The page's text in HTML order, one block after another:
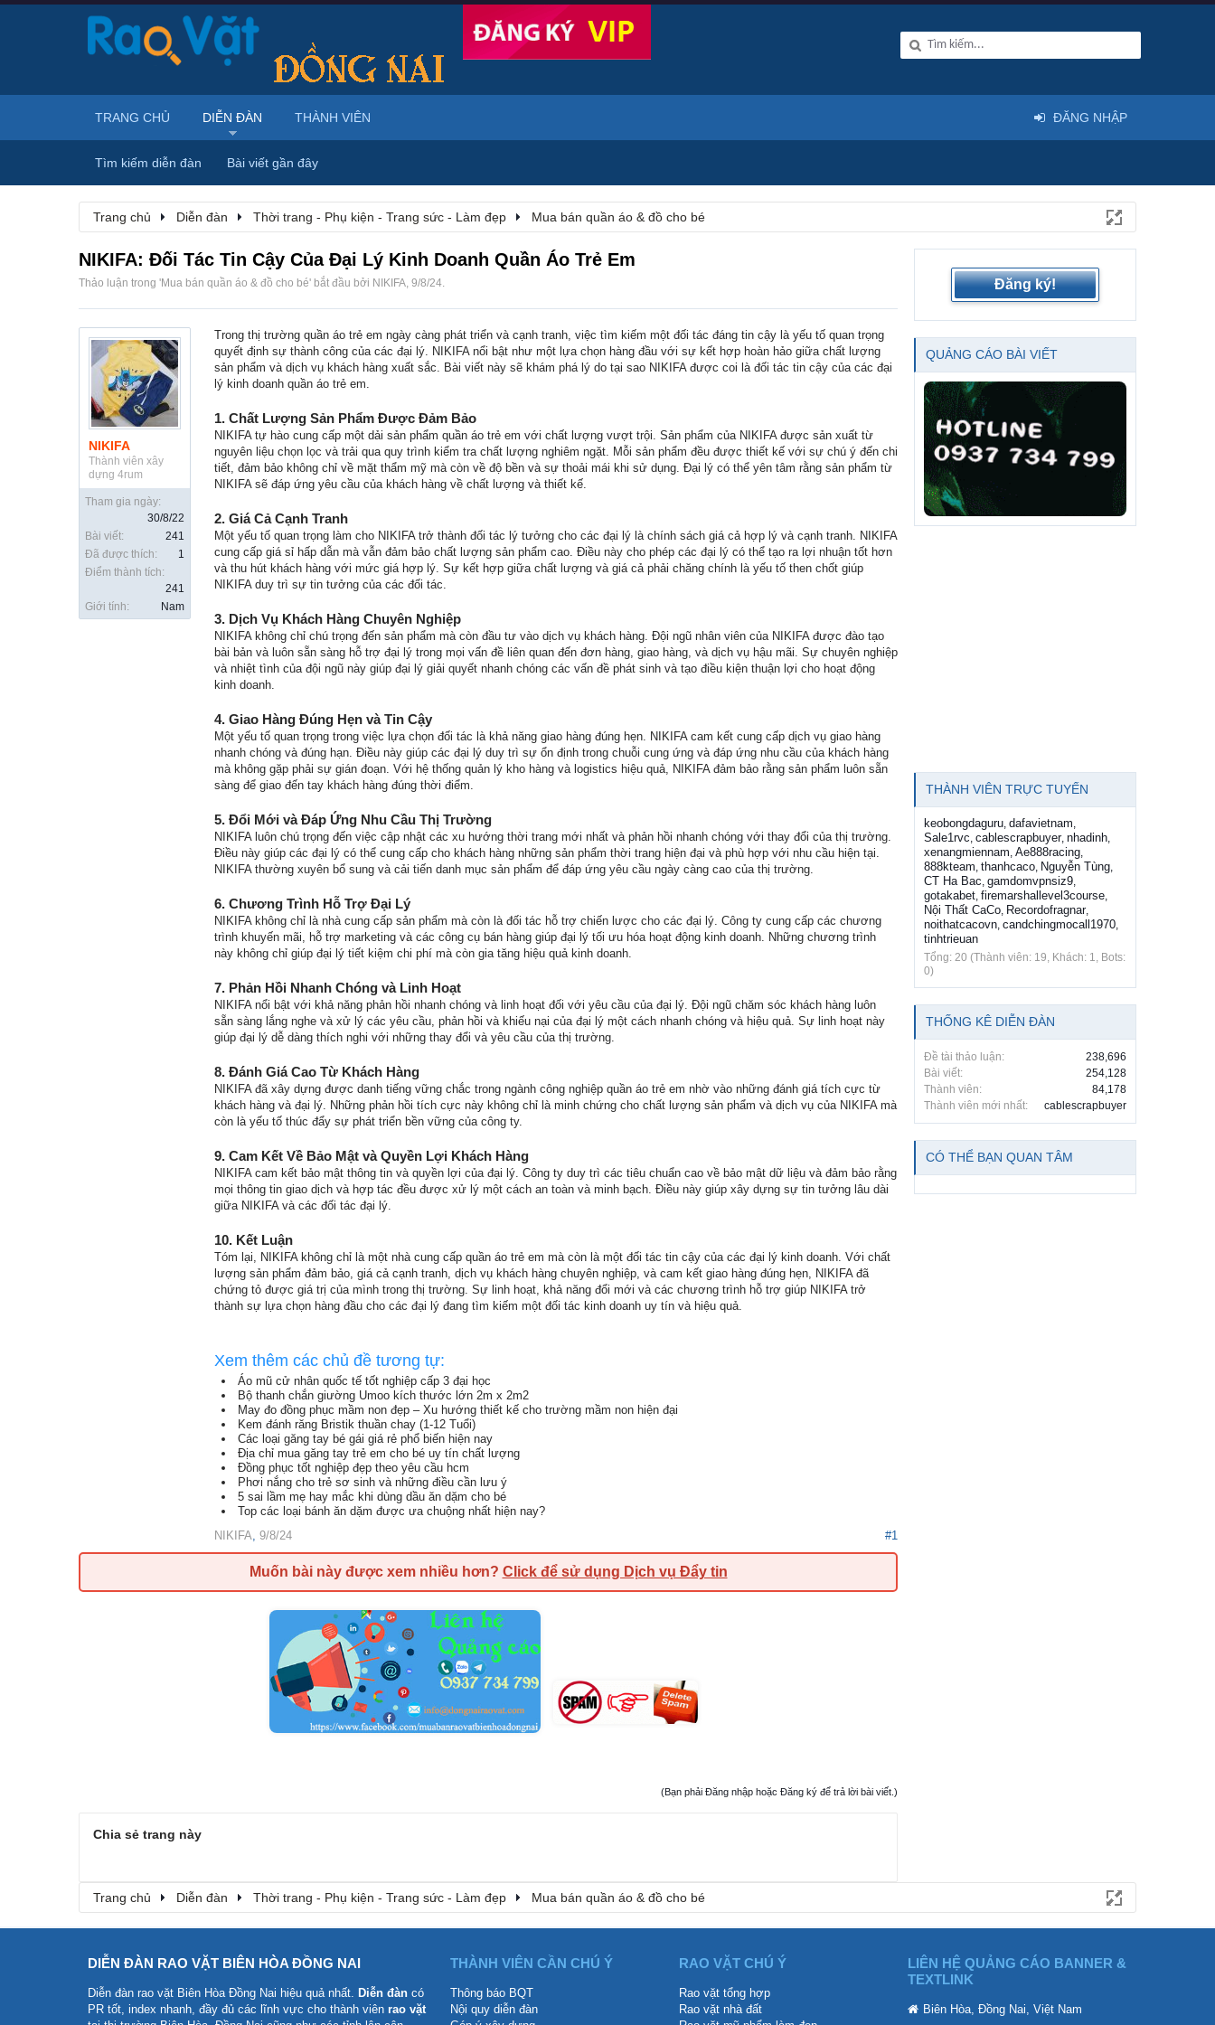
Trang chủ Diễn đàn Thời trang - Phụ kiện - Trang sức - Làm đẹp Mua bán quần áo & đồ cho bé
NIKIFA: Đối Tác Tin Cậy Của Đại Lý Kinh Doanh Quần Áo Trẻ Em
Thảo luận trong 'Mua bán quần áo & đồ cho bé' bắt đầu bởi NIKIFA, 9/8/24.
NIKIFA
Thành viên xây
dựng 4rum
Tham gia ngày:
30/8/22
Bài viết:
241
Đã được thích:
1
Điểm thành tích:
241
Giới tính:
Nam
Trong thị trường quần áo trẻ em ngày càng phát triển và cạnh tranh, việc tìm kiếm một đối tác đáng tin cậy là yếu tố quan trọng
quyết định sự thành công của các đại lý. NIKIFA nổi bật như một lựa chọn hàng đầu với sự kết hợp hoàn hảo giữa chất lượng
sản phẩm và dịch vụ khách hàng xuất sắc. Bài viết này sẽ khám phá lý do tại sao NIKIFA được coi là đối tác tin cậy của các đại
lý kinh doanh quần áo trẻ em.
1. Chất Lượng Sản Phẩm Được Đảm Bảo
NIKIFA tự hào cung cấp một dải sản phẩm quần áo trẻ em với chất lượng vượt trội. Sản phẩm của NIKIFA được sản xuất từ
nguyên liệu chọn lọc và trải qua quy trình kiểm tra chất lượng nghiêm ngặt. Mỗi sản phẩm đều được thiết kế với sự chú ý đến chi
tiết, đảm bảo không chỉ về mặt thẩm mỹ mà còn về độ bền và sự thoải mái khi sử dụng. Đại lý có thể yên tâm rằng sản phẩm từ
NIKIFA sẽ đáp ứng yêu cầu của khách hàng về chất lượng và thiết kế.
2. Giá Cả Cạnh Tranh
Một yếu tố quan trọng làm cho NIKIFA trở thành đối tác lý tưởng cho các đại lý là chính sách giá cả hợp lý và cạnh tranh. NIKIFA
cung cấp giá sỉ hấp dẫn mà vẫn đảm bảo chất lượng sản phẩm cao. Điều này cho phép các đại lý có thể tạo ra lợi nhuận tốt hơn
và thu hút khách hàng với mức giá hợp lý. Sự kết hợp giữa chất lượng và giá cả phải chăng chính là yếu tố then chốt giúp
NIKIFA duy trì sự tin tưởng của các đối tác.
3. Dịch Vụ Khách Hàng Chuyên Nghiệp
NIKIFA không chỉ chú trọng đến sản phẩm mà còn đầu tư vào dịch vụ khách hàng. Đội ngũ nhân viên của NIKIFA được đào tạo
bài bản và luôn sẵn sàng hỗ trợ đại lý trong mọi vấn đề liên quan đến đơn hàng, giao hàng, và dịch vụ hậu mãi. Sự chuyên nghiệp
và nhiệt tình của đội ngũ này giúp đại lý giải quyết nhanh chóng các vấn đề phát sinh và tạo điều kiện thuận lợi cho hoạt động
kinh doanh.
4. Giao Hàng Đúng Hẹn và Tin Cậy
Một yếu tố quan trọng trong việc lựa chọn đối tác là khả năng giao hàng đúng hẹn. NIKIFA cam kết cung cấp dịch vụ giao hàng
nhanh chóng và đúng hạn. Điều này giúp các đại lý duy trì sự ổn định trong chuỗi cung ứng và đáp ứng nhu cầu của khách hàng
mà không gặp phải sự gián đoạn. Với hệ thống quản lý kho hàng và logistics hiệu quả, NIKIFA đảm bảo rằng sản phẩm luôn sẵn
sàng để giao đến tay khách hàng đúng thời điểm.
5. Đổi Mới và Đáp Ứng Nhu Cầu Thị Trường
NIKIFA luôn chú trọng đến việc cập nhật các xu hướng thời trang mới nhất và phản hồi nhanh chóng với thay đổi của thị trường.
Điều này giúp các đại lý có thể cung cấp cho khách hàng những sản phẩm thời trang hiện đại và phù hợp với nhu cầu hiện tại.
NIKIFA thường xuyên bổ sung và cải tiến danh mục sản phẩm để đáp ứng yêu cầu ngày càng cao của thị trường.
6. Chương Trình Hỗ Trợ Đại Lý
NIKIFA không chỉ là nhà cung cấp sản phẩm mà còn là đối tác hỗ trợ chiến lược cho các đại lý. Công ty cung cấp các chương
trình khuyến mãi, hỗ trợ marketing và các công cụ bán hàng giúp đại lý tối ưu hóa hoạt động kinh doanh. Những chương trình
này không chỉ giúp đại lý tiết kiệm chi phí mà còn gia tăng hiệu quả kinh doanh.
7. Phản Hồi Nhanh Chóng và Linh Hoạt
NIKIFA nổi bật với khả năng phản hồi nhanh chóng và linh hoạt đối với yêu cầu của đại lý. Đội ngũ chăm sóc khách hàng luôn
sẵn sàng lắng nghe và xử lý các yêu cầu, phản hồi và khiếu nại của đại lý một cách nhanh chóng và hiệu quả. Sự linh hoạt này
giúp đại lý dễ dàng thích nghi với những thay đổi và yêu cầu của thị trường.
8. Đánh Giá Cao Từ Khách Hàng
NIKIFA đã xây dựng được danh tiếng vững chắc trong ngành công nghiệp quần áo trẻ em nhờ vào những đánh giá tích cực từ
khách hàng và đại lý. Những phản hồi tích cực này không chỉ là minh chứng cho chất lượng sản phẩm và dịch vụ của NIKIFA mà
còn là yếu tố thúc đẩy sự phát triển bền vững của công ty.
9. Cam Kết Về Bảo Mật và Quyền Lợi Khách Hàng
NIKIFA cam kết bảo mật thông tin và quyền lợi của đại lý. Công ty duy trì các tiêu chuẩn cao về bảo mật dữ liệu và đảm bảo rằng
mọi thông tin giao dịch và hợp tác đều được xử lý một cách an toàn và minh bạch. Điều này giúp xây dựng sự tin tưởng lâu dài
giữa NIKIFA và các đối tác đại lý.
10. Kết Luận
Tóm lại, NIKIFA không chỉ là một nhà cung cấp quần áo trẻ em mà còn là một đối tác tin cậy của các đại lý kinh doanh. Với chất
lượng sản phẩm đảm bảo, giá cả cạnh tranh, dịch vụ khách hàng chuyên nghiệp, và cam kết giao hàng đúng hẹn, NIKIFA đã
chứng tỏ được giá trị của mình trong thị trường. Sự linh hoạt, khả năng đổi mới và các chương trình hỗ trợ giúp NIKIFA trở
thành sự lựa chọn hàng đầu cho các đại lý đang tìm kiếm một đối tác kinh doanh uy tín và hiệu quả.
Xem thêm các chủ đề tương tự:
Áo mũ cử nhân quốc tế tốt nghiệp cấp 3 đại học
Bộ thanh chắn giường Umoo kích thước lớn 2m x 2m2
May đo đồng phục mầm non đẹp – Xu hướng thiết kế cho trường mầm non hiện đại
Kem đánh răng Bristik thuần chay (1-12 Tuổi)
Các loại găng tay bé gái giá rẻ phổ biến hiện nay
Địa chỉ mua găng tay trẻ em cho bé uy tín chất lượng
Đồng phục tốt nghiệp đẹp theo yêu cầu hcm
Phơi nắng cho trẻ sơ sinh và những điều cần lưu ý
5 sai lầm mẹ hay mắc khi dùng dầu ăn dặm cho bé
Top các loại bánh ăn dặm được ưa chuộng nhất hiện nay?
NIKIFA, 9/8/24 #1
Muốn bài này được xem nhiều hơn? Click để sử dụng Dịch vụ Đẩy tin
(Bạn phải Đăng nhập hoặc Đăng ký để trả lời bài viết.)
Chia sẻ trang này
Đăng ký!
QUẢNG CÁO BÀI VIẾT
THÀNH VIÊN TRỰC TUYẾN
keobongdaguru, dafavietnam,
Sale1rvc, cablescrapbuyer, nhadinh,
xenangmiennam, Ae888racing,
888kteam, thanhcaco, Nguyễn Tùng,
CT Ha Bac, gamdomvpnsiz9,
gotakabet, firemarshallevel3course,
Nội Thất CaCo, Recordofragnar,
noithatcacovn, candchingmocall1970,
tinhtrieuan
Tổng: 20 (Thành viên: 19, Khách: 1, Bots:
0)
THỐNG KÊ DIỄN ĐÀN
Đề tài thảo luận:
238,696
Bài viết:
254,128
Thành viên:
84,178
Thành viên mới nhất:
cablescrapbuyer
CÓ THỂ BẠN QUAN TÂM
Trang chủ Diễn đàn Thời trang - Phụ kiện - Trang sức - Làm đẹp Mua bán quần áo & đồ cho bé
TRANG CHỦ DIỄN ĐÀN
Tìm kiếm diễn đàn Bài viết gần đây
THÀNH VIÊN ĐĂNG NHẬP
DIỄN ĐÀN RAO VẶT BIÊN HÒA ĐỒNG NAI
Diễn đàn rao vặt Biên Hòa Đồng Nai hiệu quả nhất. Diễn đàn có
PR tốt, index nhanh, đầy đủ các lĩnh vực cho thành viên rao vặt
THÀNH VIÊN CẦN CHÚ Ý
Thông báo BQT
Nội quy diễn đàn
RAO VẶT CHÚ Ý
Rao vặt tổng hợp
Rao vặt nhà đất
LIÊN HỆ QUẢNG CÁO BANNER &
TEXTLINK
Biên Hòa, Đồng Nai, Việt Nam